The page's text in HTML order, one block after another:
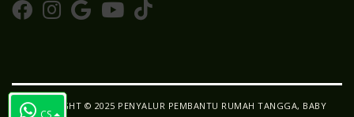
COPYRIGHT © 2025 PENYALUR PEMBANTU RUMAH TANGGA, BABY